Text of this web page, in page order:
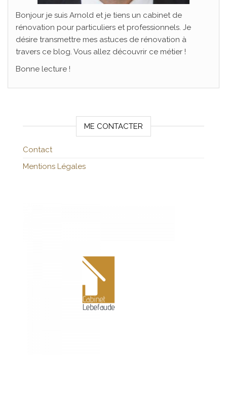
Bonjour je suis Arnold et je tiens un cabinet de
rénovation pour particuliers et professionnels. Je
désire transmettre mes astuces de rénovation à
travers ce blog. Vous allez découvrir ce métier !
Bonne lecture !
ME CONTACTER
Contact
Mentions Légales